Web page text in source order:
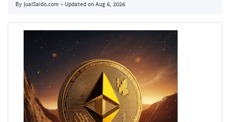
By JualSaldo.com - Updated on Aug 6, 2026